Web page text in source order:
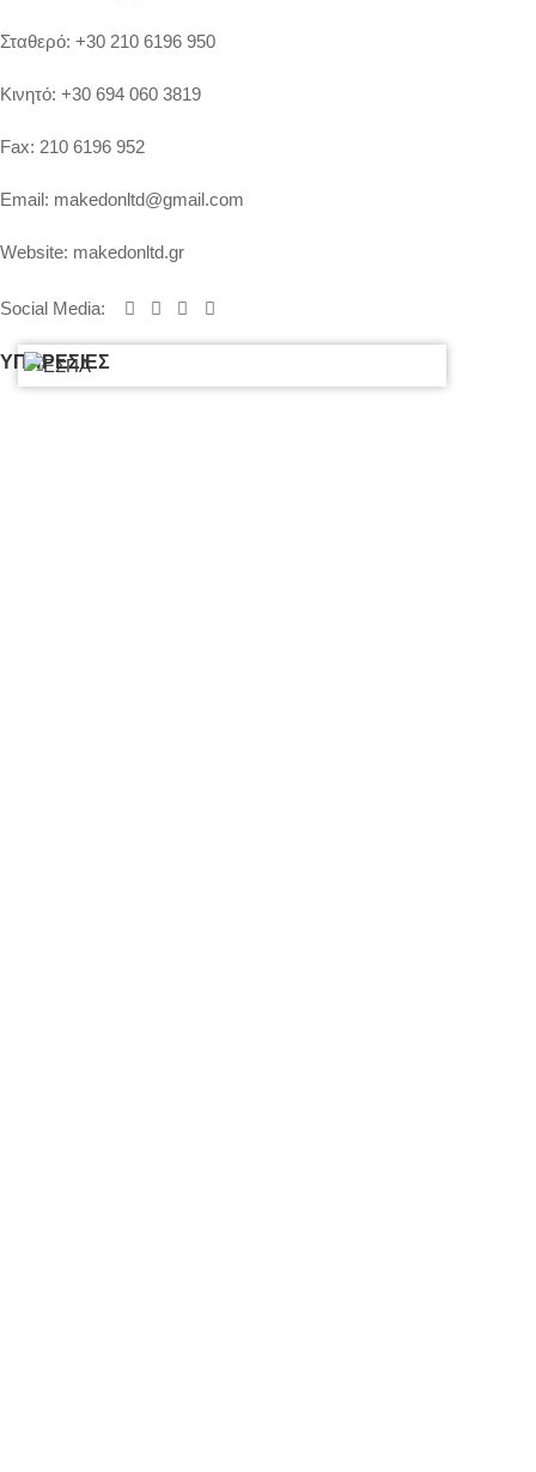
Σταθερό: +30 210 6196 950
Κινητό: +30 694 060 3819
Fax: 210 6196 952
Email: makedonltd@gmail.com
Website: makedonltd.gr
Social Media:
ΥΠΗΡΕΣΙΕΣ